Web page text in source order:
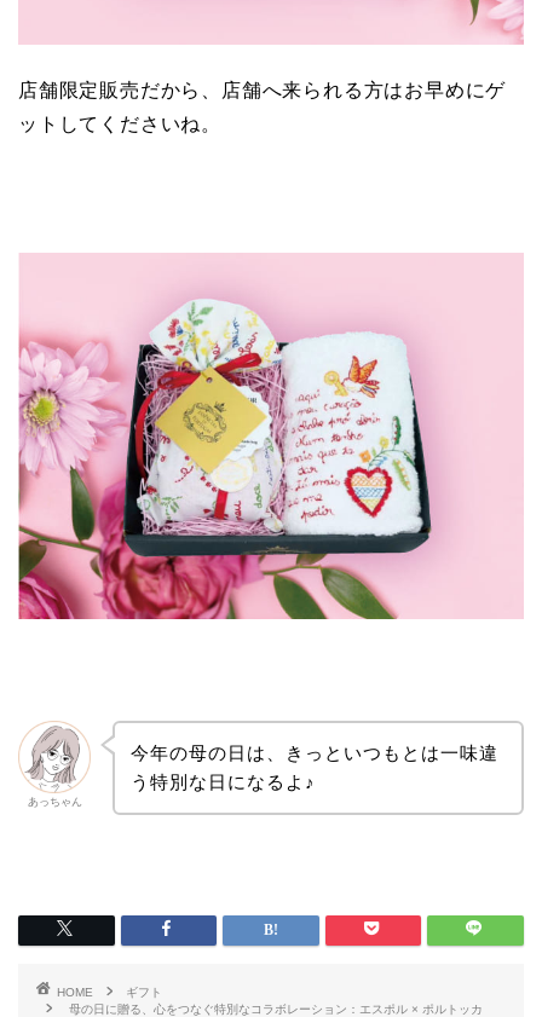
店舗限定販売だから、店舗へ来られる方はお早めにゲ
ットしてくださいね。
あっちゃん
今年の母の日は、きっといつもとは一味違
う特別な日になるよ♪
HOME
ギフト
母の日に贈る、心をつなぐ特別なコラボレーション：エスポル × ポルトッカ